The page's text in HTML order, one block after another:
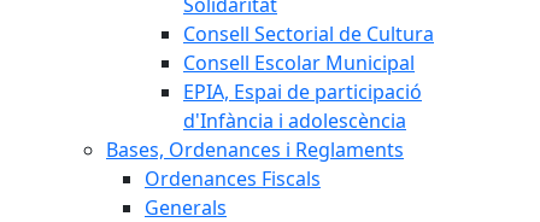
Consell Sectorial de Cultura
Consell Escolar Municipal
EPIA, Espai de participació
d'Infància i adolescència
Bases, Ordenances i Reglaments
Ordenances Fiscals
Generals